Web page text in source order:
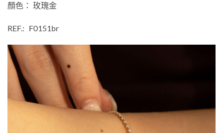
顏色： 玫瑰金
REF.: F0151br